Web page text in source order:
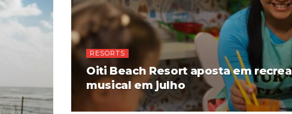
RESORTS
Oiti Beach Resort aposta em
musical em julho